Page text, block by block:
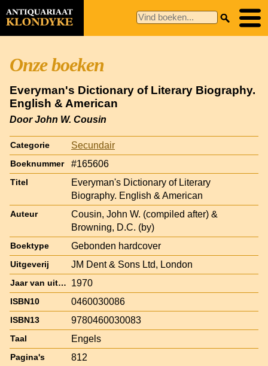
Onze boeken
Everyman's Dictionary of Literary Biography.
English & American
Door John W. Cousin
Categorie Secundair
Boeknummer #165606
Titel
Everyman's Dictionary of Literary
Biography. English & American
Auteur
Cousin, John W. (compiled after) &
Browning, D.C. (by)
Boektype Gebonden hardcover
Uitgeverij JM Dent & Sons Ltd, London
Jaar van uitgave 1970
ISBN10 0460030086
ISBN13 9780460030083
Taal Engels
Pagina's 812